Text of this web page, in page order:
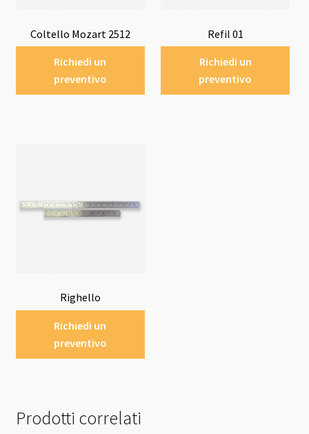
Coltello Mozart 2512
Richiedi un
preventivo
Refil 01
Richiedi un
preventivo
Righello
Richiedi un
preventivo
Prodotti correlati